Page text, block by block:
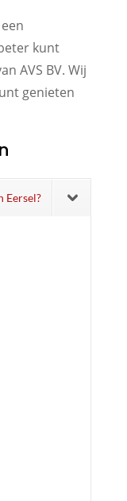
kunt
AVS BV. Wij
genieten
Eersel?